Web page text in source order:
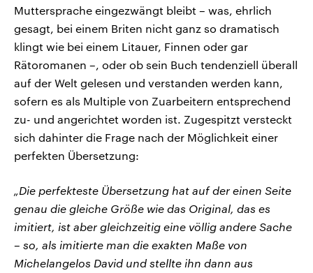
Muttersprache eingezwängt bleibt – was, ehrlich
gesagt, bei einem Briten nicht ganz so dramatisch
klingt wie bei einem Litauer, Finnen oder gar
Rätoromanen –, oder ob sein Buch tendenziell überall
auf der Welt gelesen und verstanden werden kann,
sofern es als Multiple von Zuarbeitern entsprechend
zu- und angerichtet worden ist. Zugespitzt versteckt
sich dahinter die Frage nach der Möglichkeit einer
perfekten Übersetzung:
„Die perfekteste Übersetzung hat auf der einen Seite
genau die gleiche Größe wie das Original, das es
imitiert, ist aber gleichzeitig eine völlig andere Sache
– so, als imitierte man die exakten Maße von
Michelangelos David und stellte ihn dann aus